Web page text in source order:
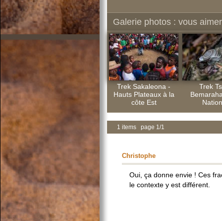
Galerie photos : vous
Trek Sakaleona -
Hauts Plateaux à la
côte Est
Trek
1 items page 1/1
Christophe
Oui, ça donne envie ! Ces
le contexte y est différent.